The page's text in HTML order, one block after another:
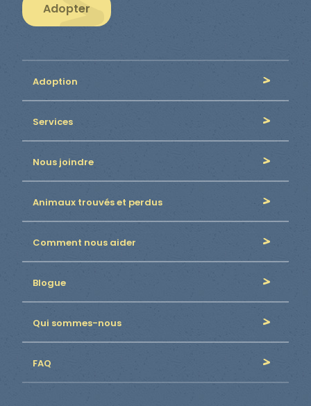
Adopter
Adoption
Services
Nous joindre
Animaux trouvés et perdus
Comment nous aider
Blogue
Qui sommes-nous
FAQ